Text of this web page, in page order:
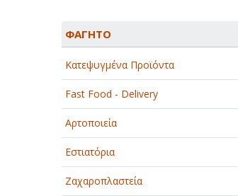
ΑΘΛΗΤΙΣΜΟΣ
ΑΥΤΟΚΙΝΗΤΑ - ΜΗΧΑΝΕΣ - ΣΚΑΦΗ
ΔΙΑΣΚΕΔΑΣΗ - ΨΥΧΑΓΩΓΙΑ - ΤΕΧΝΕΣ
ΔΙΑΦΗΜΙΣΗ - ΜΜΕ
ΕΚΚΛΗΣΙΕΣ - ΦΙΛΑΝΘΡΩΠΙΚΑ
ΣΩΜΑΤΕΙΑ
ΦΑΓΗΤΟ
Κατεψυγμένα Προϊόντα
Fast Food - Delivery
Αρτοποιεία
Εστιατόρια
Ζαχαροπλαστεία